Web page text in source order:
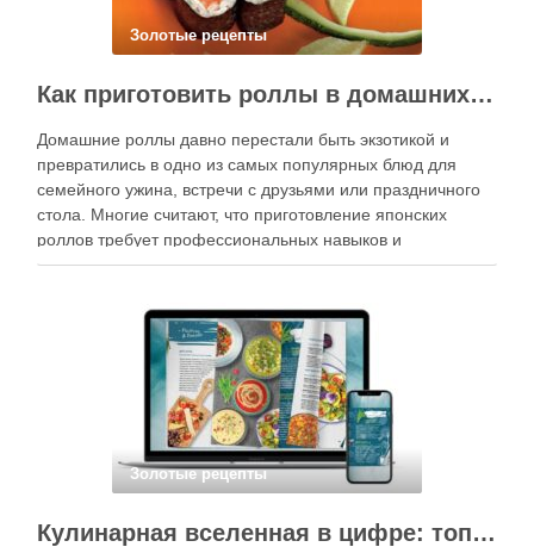
Золотые рецепты
Как приготовить роллы в домашних условиях?
Домашние роллы давно перестали быть экзотикой и
превратились в одно из самых популярных блюд для
семейного ужина, встречи с друзьями или праздничного
стола. Многие считают, что приготовление японских
роллов требует профессиональных навыков и
специального оборудования, однако на практике сделать
кухне. Главное — …
Золотые рецепты
Кулинарная вселенная в цифре: топ-3 самых больших электронных книг рецептов